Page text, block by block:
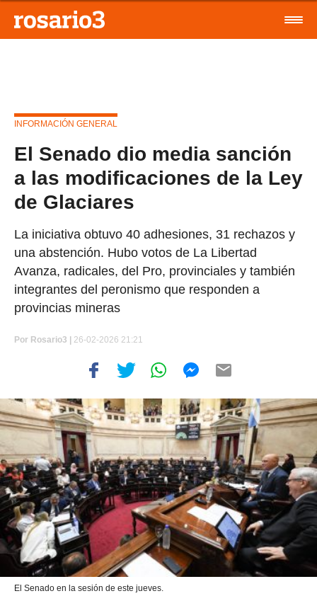
INFORMACIÓN GENERAL
El Senado dio media sanción
a las modificaciones de la Ley
de Glaciares
La iniciativa obtuvo 40 adhesiones, 31 rechazos y
una abstención. Hubo votos de La Libertad
Avanza, radicales, del Pro, provinciales y también
integrantes del peronismo que responden a
provincias mineras
Por Rosario3 | 26-02-2026 21:21
El Senado en la sesión de este jueves.